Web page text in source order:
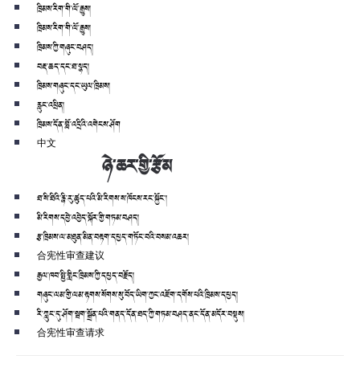
ཁྲིམས་རིག་གི་ལོ་རྒྱུས།
ཁྲིམས་རིག་གི་ལོ་རྒྱུས།
ཁྲིམས་ཀྱི་གཞུང་བཤད།
བརྡ་ཆད་དང་ཐ་སྙད།
ཁྲིམས་གཞུང་དང་ཡུལ་ཁྲིམས།
རླུང་འཕྲིན།
ཁྲིམས་དོན་བློ་འདྲིའི་འགེངས་ཤོག
中文
ཉེ་ཆར་གྱི་རྩོམ
ཐ་སི་ཐིའི་རྙི་རུ་ཚུད་པའི་མི་རིགས་ས་ཁོངས་རང་སྐྱོང་།
མི་རིགས་དབྱེ་འབྱེད་སྐོར་གྱི་གཏམ་བཤད།
རྩ་ཁྲིམས་ལ་མཐུན་མིན་བརྟག་དཔྱད་གཏོང་བའི་བསམ་འཆར།
合宪性审查建议
རྒྱལ་ཁབ་སྤྱི་གླིང་ཁྲིམས་ཀྱི་དཔྱད་བརྗོད།
གཞུང་ལམ་གྱི་ལམ་རྟགས་སོགས་སུ་བོད་ཡིག་ཀྱང་འཇོག་དགོས་པའི་ཁྲིམས་དཔྱད།
རི་ཀླུང་དུ་ཤོག་སྦག་སྒྲོན་པའི་གནད་དོན་ཐད་ཀྱི་གཏམ་བཤད་ནང་དོན་མདོར་བསྡུས།
合宪性审查请求